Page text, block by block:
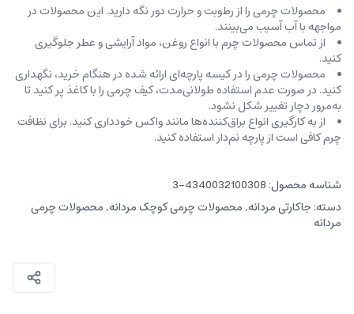
محصولات چرمی را از رطوبت و حرارت دور نگه دارید. این محصولات در
مواجهه با آب آسیب می‌بینند.
از تماس محصولات چرم با انواع روغن‌، مواد آرایشی و عطر جلوگیری
کنید.
محصولات چرمی را در کیسه‌ پارچه‌ای ارائه شده در هنگام خرید، ‌نگهداری
کنید. در صورت عدم استفاده طولانی‌مدت، کیف‌ چرمی را با کاغذ پر کنید تا
به‌مرور دچار تغییر شکل نشود.
از به کارگیری انواع براق‌کننده‌ها مانند واکس خودداری کنید. برای نظافت
چرم کافی است از پارچه‌ نم‌دار استفاده کنید.
شناسه محصول: 4340032100308-3
دسته: جاکارتی مردانه,محصولات چرمی کوچک مردانه,محصولات چرمی
مردانه